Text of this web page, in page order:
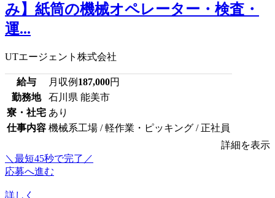
み】紙筒の機械オペレーター・検査・
運...
UTエージェント株式会社
給与 月収例 187,000円
勤務地
石川県 能美市
寮・社宅 あり
仕事内容 機械系工場 / 軽作業・ピッキング / 正社員
詳細を表示
＼最短45秒で完了／
応募へ進む
詳しく